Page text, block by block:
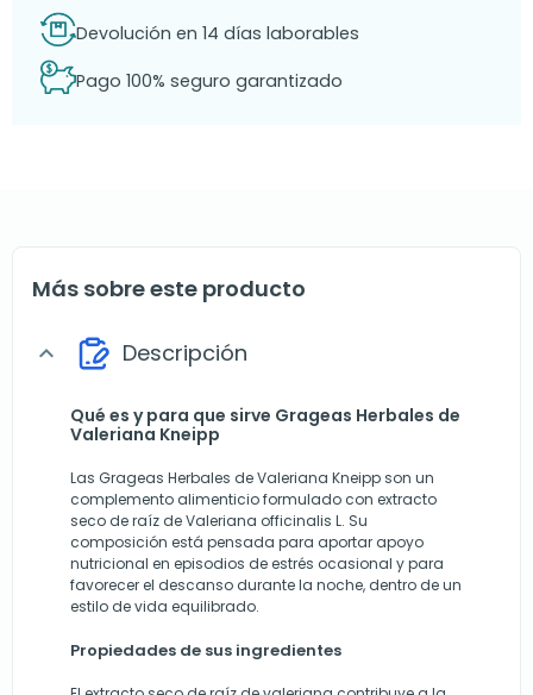
Devolución en 14 días laborables
Pago 100% seguro garantizado
Más sobre este producto
expand_more Descripción
Qué es y para que sirve Grageas Herbales de
Valeriana Kneipp
Las Grageas Herbales de Valeriana Kneipp son un
complemento alimenticio formulado con extracto
seco de raíz de Valeriana officinalis L. Su
composición está pensada para aportar apoyo
nutricional en episodios de estrés ocasional y para
favorecer el descanso durante la noche, dentro de un
estilo de vida equilibrado.
Propiedades de sus ingredientes